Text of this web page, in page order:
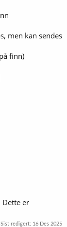
men kan sendes
finn)
Dette er
Sist redigert: 16 Des 2025